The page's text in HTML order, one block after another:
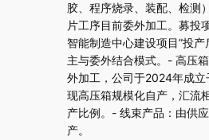
胶、程序烧录、装配、检测
片工序目前委外加工。募投
智能制造中心建设项目”投
主与委外结合模式。- 高压
外加工，公司于2024年成
现高压箱规模化自产，汇流
产比例。- 线束产品：由供
产。